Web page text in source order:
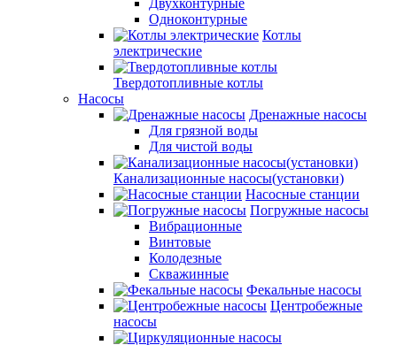
Двухконтурные
Одноконтурные
Котлы
электрические
Твердотопливные котлы
Насосы
Дренажные насосы
Для грязной воды
Для чистой воды
Канализационные насосы(установки)
Насосные станции
Погружные насосы
Вибрационные
Винтовые
Колодезные
Скважинные
Фекальные насосы
Центробежные
насосы